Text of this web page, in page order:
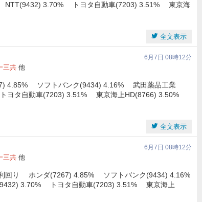
3.70% トヨタ自動車(7203) 3.51% 東京海
全文表示
6月7日 08時12分
三共 他
4.85% ソフトバンク(9434) 4.16% 武田薬品工業
タ自動車(7203) 3.51% 東京海上HD(8766) 3.50%
全文表示
6月7日 08時12分
三共 他
回り ホンダ(7267) 4.85% ソフトバンク(9434) 4.16%
3.70% トヨタ自動車(7203) 3.51% 東京海上